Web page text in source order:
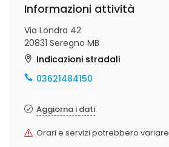
Informazioni attività
Via Londra 42
20831 Seregno MB
Indicazioni stradali
03621484150
Aggiorna i dati
Orari e servizi potrebbero variare